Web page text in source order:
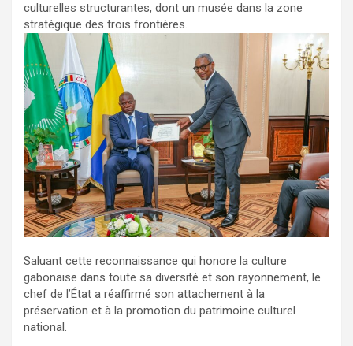
culturelles structurantes, dont un musée dans la zone
stratégique des trois frontières.
Saluant cette reconnaissance qui honore la culture
gabonaise dans toute sa diversité et son rayonnement, le
chef de l’État a réaffirmé son attachement à la
préservation et à la promotion du patrimoine culturel
national.